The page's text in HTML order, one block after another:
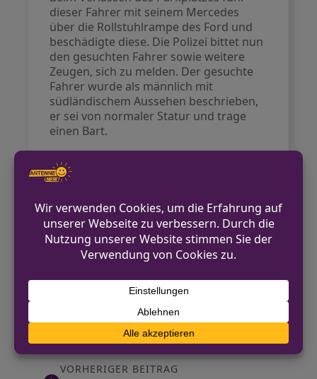
dieser Fahrer mit seinem Mercedes
über die Rollstuhlrampe des Ford und
beschädigte diese. Die Polizei bittet nun
den gesuchten Fahrer sowie weitere
Zeugen, sich zu melden. Der gesuchte
Fahrer wurde als männlich mit
südländischem Aussehen beschrieben,
er sei von normaler Statur und trage
einen Bart.
Telefonnummer (0251) 275-0 für
Hinweise erreichbar.
Kontakt für Hinweise /
Pressestelle
0251 275-0
pressestelle.muenster@polizei.nrw.de
https://muenster.polizei.nrw/
VORHERIGER BEITRAG